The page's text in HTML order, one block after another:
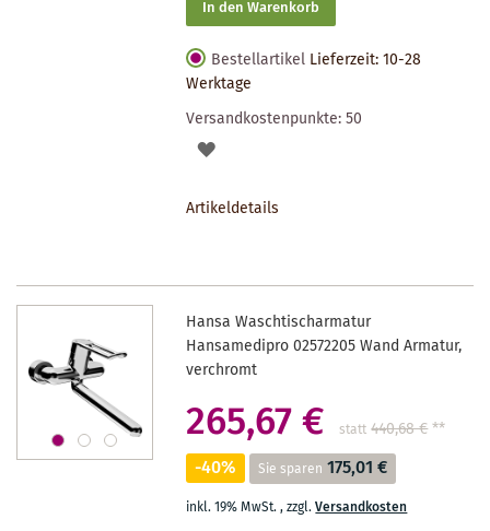
In den Warenkorb
Bestellartikel Lieferzeit: 10-28
Werktage
Versandkostenpunkte:50
AUF
Artikeldetails
Hansa Waschtischarmatur
Hansamedipro 02572205 Wand Armatur,
verchromt
265,67 € statt 440,68 €**
-40% Sie sparen 175,01 €
inkl. 19% MwSt.,zzgl.Versandkosten